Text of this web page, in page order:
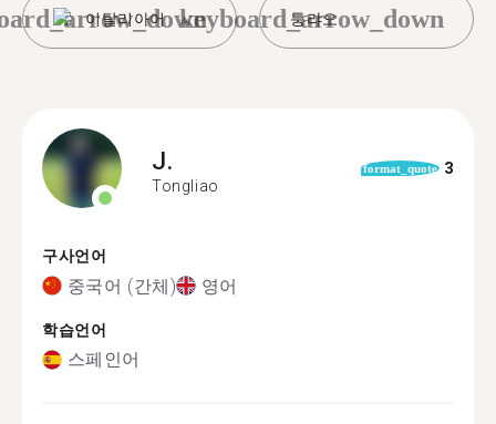
이탈리아어 퉁랴오
keyboard_arrow_down
J.
Tongliao
format_quote 3
구사언어
중국어 (간체) 영어
학습언어
스페인어